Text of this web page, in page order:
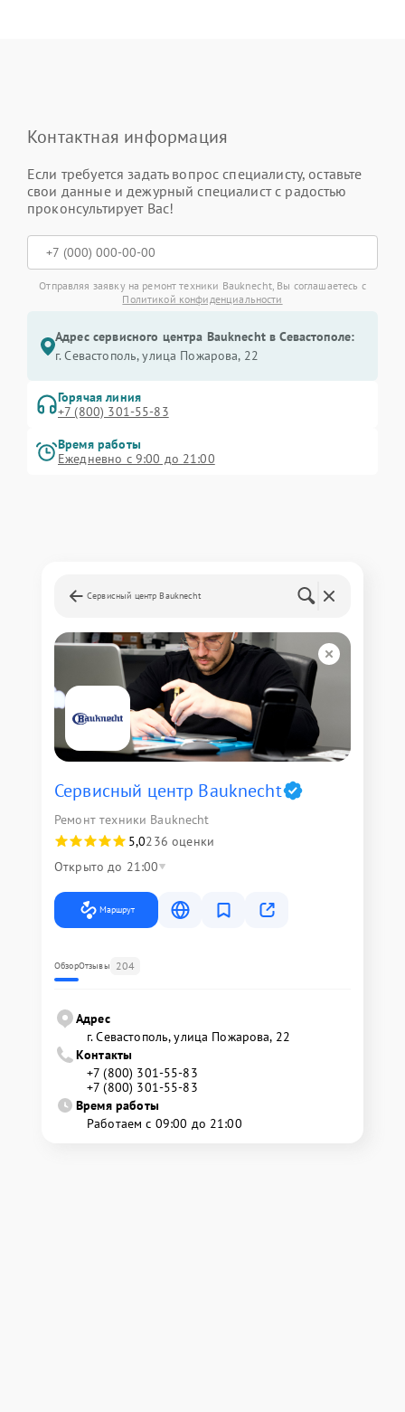
Контактная информация
Если требуется задать вопрос специалисту, оставьте
свои данные и дежурный специалист с радостью
проконсультирует Вас!
Отправляя заявку на ремонт техники Bauknecht, Вы соглашаетесь с
Политикой конфиденциальности
Адрес сервисного центра Bauknecht в Севастополе:
г. Севастополь, улица Пожарова, 22
Горячая линия
+7 (800) 301-55-83
Время работы
Ежедневно с 9:00 до 21:00
Сервисный центр Bauknecht
Сервисный центр Bauknecht
Ремонт техники Bauknecht
5,0236 оценки
Открыто до 21:00
Маршрут
ОбзорОтзывы 204
Адрес
г. Севастополь, улица Пожарова, 22
Контакты
+7 (800) 301-55-83
+7 (800) 301-55-83
Время работы
Работаем с 09:00 до 21:00